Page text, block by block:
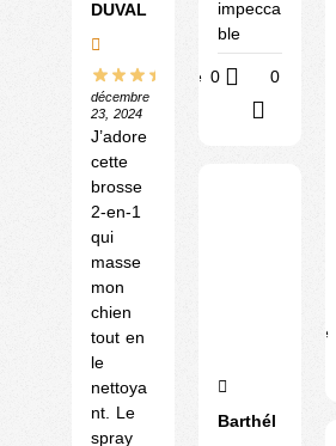
DUVAL
décembre
23, 2024
J’adore
cette
brosse
2-en-1
qui
masse
mon
chien
tout en
le
nettoya
nt. Le
spray
impecca
ble
Utile 0 0
Barthél
Utile